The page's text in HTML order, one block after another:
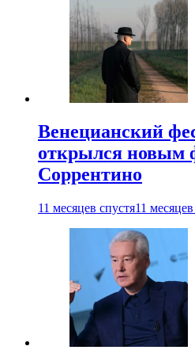
Венецианский
открылся новым
Соррентино
11 месяцев спустя11